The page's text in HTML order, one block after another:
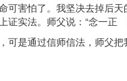
可害怕了。我坚决去掉后
实法。师父说：“念一
是通过信师信法，师父